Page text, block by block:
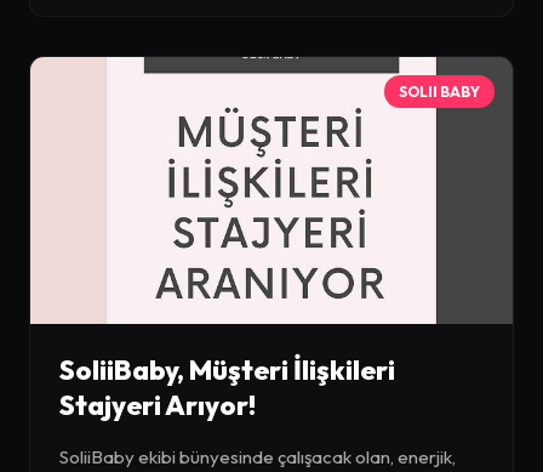
SOLII BABY
SoliiBaby, Müşteri İlişkileri
Stajyeri Arıyor!
SoliiBaby ekibi bünyesinde çalışacak olan, enerjik,